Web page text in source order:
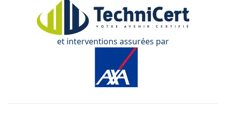
et interventions assurées par